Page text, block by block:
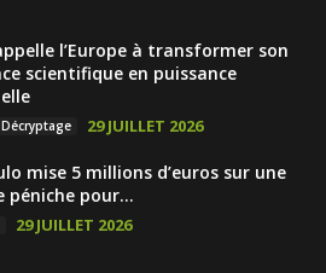
l’Europe à transformer son
scientifique en puissance
29 JUILLET 2026
mise 5 millions d’euros sur une
péniche pour...
29 JUILLET 2026